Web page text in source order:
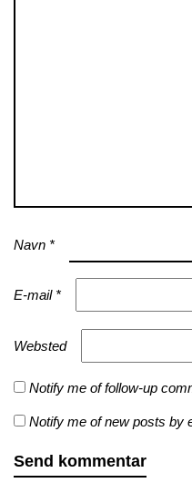
Navn *
E-mail *
Websted
Notify me of follow-up
Notify me of new posts by